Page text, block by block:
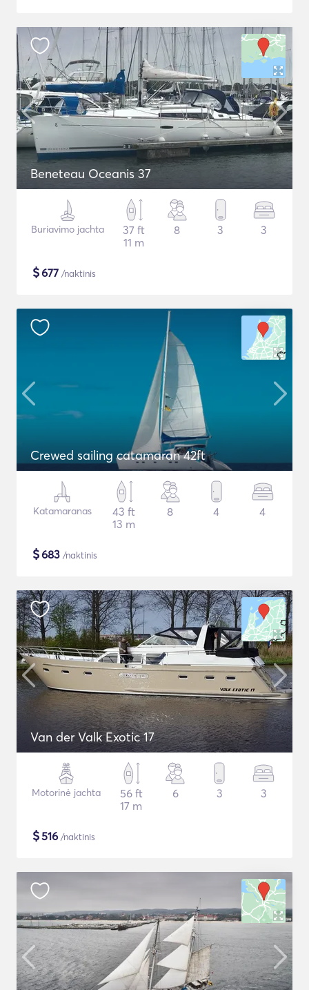
Beneteau Oceanis 37
Buriavimo jachta
37 ft
11 m
8 3 3
$677 /naktinis
Crewed sailing catamaran 42ft
Katamaranas
43 ft
13 m
8 4 4
$683 /naktinis
Van der Valk Exotic 17
Motorinė jachta
56 ft
17 m
6 3 3
$516 /naktinis